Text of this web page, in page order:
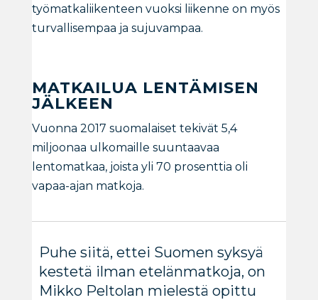
työmatkaliikenteen vuoksi liikenne on myös
turvallisempaa ja sujuvampaa.
MATKAILUA LENTÄMISEN
JÄLKEEN
Vuonna 2017 suomalaiset tekivät 5,4
miljoonaa ulkomaille suuntaavaa
lentomatkaa, joista yli 70 prosenttia oli
vapaa-ajan matkoja.
Puhe siitä, ettei Suomen syksyä
kestetä ilman etelänmatkoja, on
Mikko Peltolan mielestä opittu